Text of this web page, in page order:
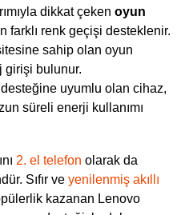
dikkat çeken oyun
farklı renk geçişi desteklenir.
sahip olan oyun
girişi bulunur.
uyumlu olan cihaz,
süreli enerji kullanımı
2. el telefon olarak da
Sıfır ve yenilenmiş akıllı
kazanan Lenovo